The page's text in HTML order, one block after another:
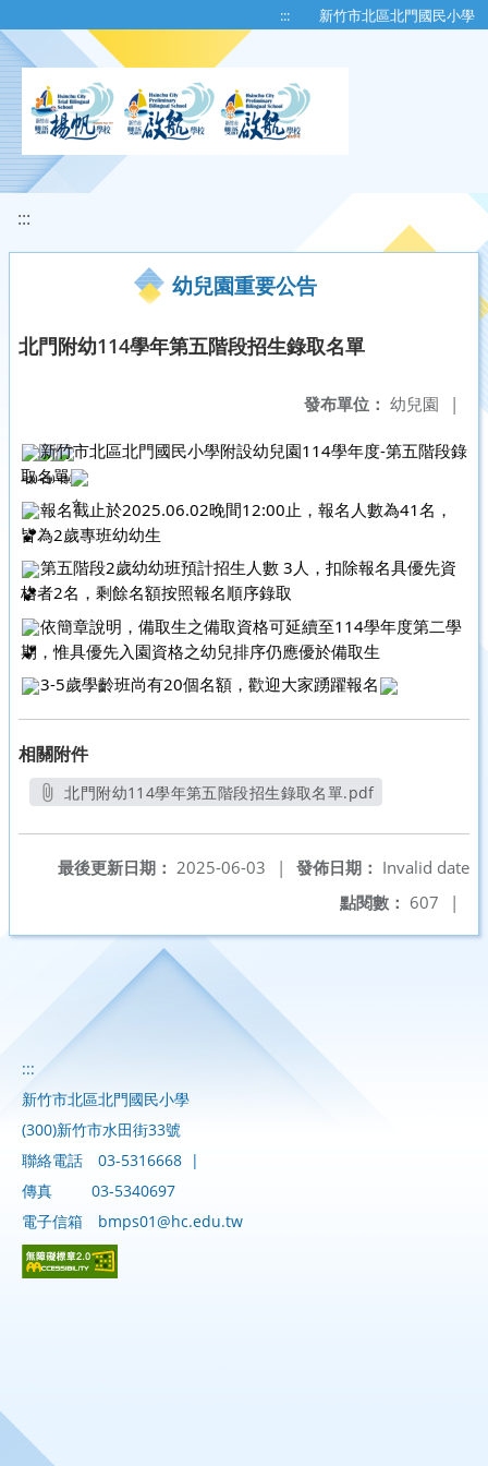
::: 新竹市北區北門國民小學
:::
幼兒園重要公告
北門附幼114學年第五階段招生錄取名單
發布單位： 幼兒園 |
新竹市北區北門國民小學附設幼兒園114學年度-第五階段錄
取名單
報名截止於2025.06.02晚間12:00止，報名人數為41名，
皆為2歲專班幼幼生
第五階段2歲幼幼班預計招生人數 3人，扣除報名具優先資
格者2名，剩餘名額按照報名順序錄取
依簡章說明，備取生之備取資格可延續至114學年度第二學
期，惟具優先入園資格之幼兒排序仍應優於備取生
3-5歲學齡班尚有20個名額，歡迎大家踴躍報名
相關附件
北門附幼114學年第五階段招生錄取名單.pdf
發佈日期： Invalid date
最後更新日期： 2025-06-03
|
點閱數： 607 |
:::
新竹市北區北門國民小學
(300)新竹市水田街33號
聯絡電話
03-5316668 |
傳真
03-5340697
電子信箱
bmps01@hc.edu.tw